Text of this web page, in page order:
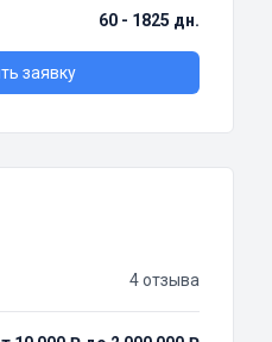
60 - 1825 дн.
заявку
4 отзыва